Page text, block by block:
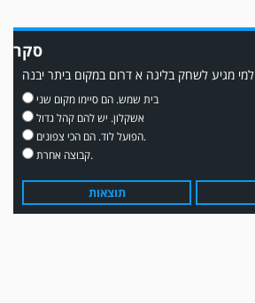
בחנות האפלקציות...נא להוריד את העדכון גירסה
סקר
למי מגיע לשחק בליגה א דרום במקום ביתר יבנה
בית שמש. הם סיימו מקום שני
אשקלון. יש להם קהל גדול
הפועל לוד. הם הכי צפונים.
קבוצה אחרת.
תוצאות